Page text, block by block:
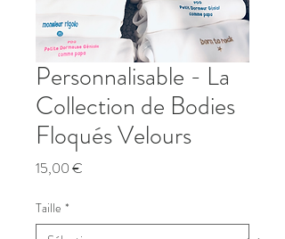
Personnalisable - La
Collection de Bodies
Floqués Velours
15,00 €
Taille *